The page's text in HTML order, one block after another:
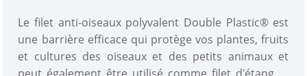
Le filet anti-oiseaux polyvalent Double Plastic® est
une barrière efficace qui protège vos plantes, fruits
et cultures des oiseaux et des petits animaux et